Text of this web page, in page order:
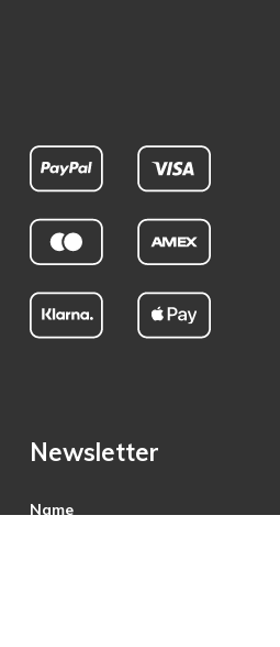
Newsletter
Name